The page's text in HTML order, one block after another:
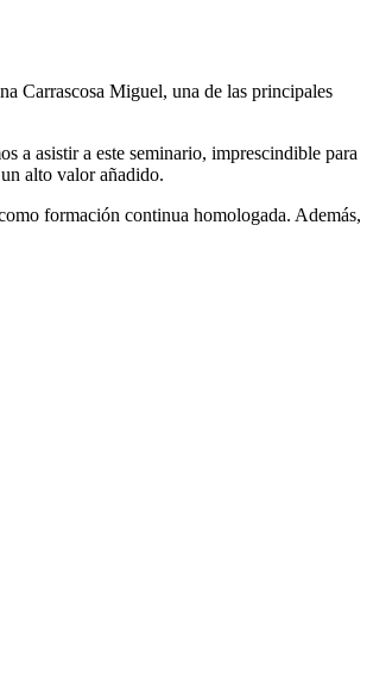
Carrascosa Miguel, una de las principales
a asistir a este seminario, imprescindible para
alto valor añadido.
formación continua homologada. Además,